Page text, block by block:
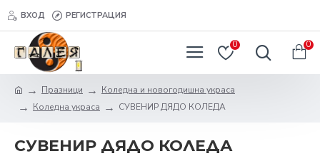
ВХОД РЕГИСТРАЦИЯ
0 0
Празници
Коледна и новогодишна украса
Коледна украса
СУВЕНИР ДЯДО КОЛЕДА
СУВЕНИР ДЯДО КОЛЕДА